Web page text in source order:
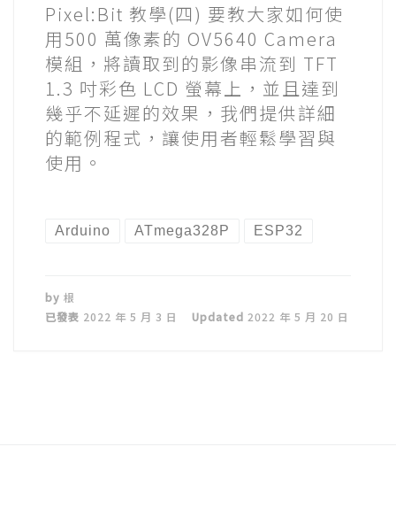
Pixel:Bit 教學(四) 要教大家如何使
用500 萬像素的 OV5640 Camera
模組，將讀取到的影像串流到 TFT
1.3 吋彩色 LCD 螢幕上，並且達到
幾乎不延遲的效果，我們提供詳細
的範例程式，讓使用者輕鬆學習與
使用。
Arduino ATmega328P ESP32
by 根
已發表 2022 年 5 月 3 日 Updated 2022 年 5 月 20 日